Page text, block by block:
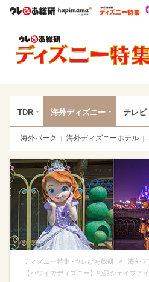
ウレぴあ総研ハピママ*
TDR 海外ディズニー テレビ
海外パーク 海外ディズニーホテル
ディズニー特集 -ウレぴあ総研 > 海外デ
【ハワイでディズニー】絶品シェイブア